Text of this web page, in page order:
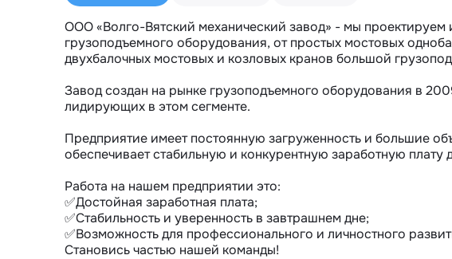
ООО «Волго-Вятский механический завод» - мы
грузоподъемного оборудования, от простых мостовых
двухбалочных мостовых и козловых кранов большой
Завод создан на рынке грузоподъемного оборудования в
лидирующих в этом сегменте.
Предприятие имеет постоянную загруженность и большие
обеспечивает стабильную и конкурентную заработную плату
Работа на нашем предприятии это:
✅Достойная заработная плата;
✅Стабильность и уверенность в завтрашнем дне;
✅Возможность для профессионального и личностного
Становись частью нашей команды!